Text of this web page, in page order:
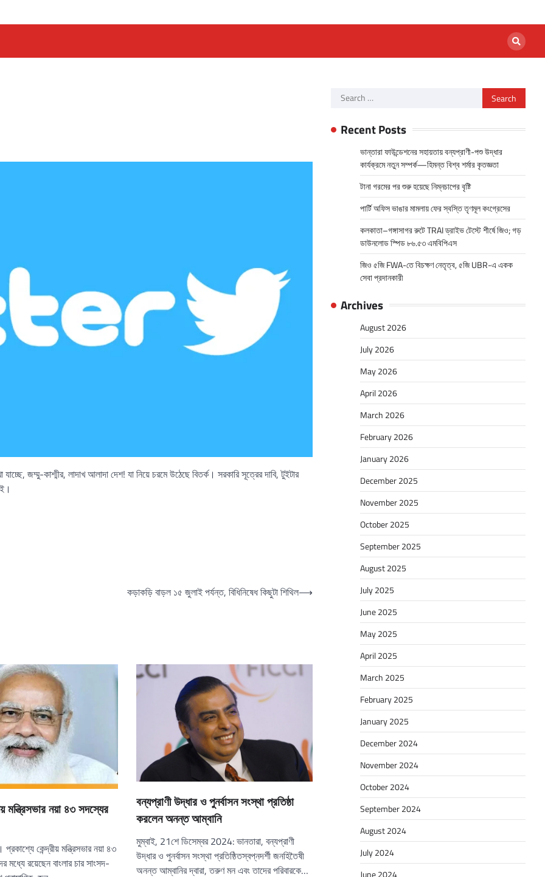
জম্মু-কাশ্মীর, লাদাখ আলাদা দেশ! যা নিয়ে চরমে উঠেছে বিতর্ক। সরকারি সূত্রের দাবি, টুইটার
কড়াকড়ি বাড়ল ১৫ জুলাই পর্যন্ত, বিধিনিষেধ কিছুটা শিথিল⟶
মন্ত্রিসভার নয়া ৪৩ সদস্যের
কেন্দ্রীয় মন্ত্রিসভার নয়া ৪৩
মধ্যে রয়েছেন বাংলার চার সাংসদ-
বন্যপ্রাণী উদ্ধার ও পুনর্বাসন সংস্থা প্রতিষ্ঠা
করলেন অনন্ত আম্বানি
মুম্বাই, 21শে ডিসেম্বর 2024: ভানতারা, বন্যপ্রাণী
উদ্ধার ও পুনর্বাসন সংস্থা প্রতিষ্ঠিতস্বপ্নদর্শী জনহিতৈষী
অনন্ত আম্বানির দ্বারা, তরুণ মন এবং তাদের পরিবারকে…
Search
Recent Posts
ভান্তারা ফাউন্ডেশনের সহায়তায় বন্যপ্রাণী-পশু উদ্ধার
কার্যক্রমে নতুন সম্পর্ক—হিমন্ত বিশ্ব শর্মার কৃতজ্ঞতা
টানা গরমের পর শুরু হয়েছে নিম্নচাপের বৃষ্টি
পার্টি অফিস ভাঙার মামলায় ফের স্বস্তি তৃণমূল কংগ্রেসের
কলকাতা–গঙ্গাসাগর রুটে TRAI ড্রাইভ টেস্টে শীর্ষে জিও; গড়
ডাউনলোড স্পিড ৮৬.৫৩ এমবিপিএস
জিও ৫জি FWA-তে বিচক্ষণ নেতৃত্ব, ৫জি UBR-এ একক
সেবা প্রদানকারী
Archives
August 2026
July 2026
May 2026
April 2026
March 2026
February 2026
January 2026
December 2025
November 2025
October 2025
September 2025
August 2025
July 2025
June 2025
May 2025
April 2025
March 2025
February 2025
January 2025
December 2024
November 2024
October 2024
September 2024
August 2024
July 2024
June 2024